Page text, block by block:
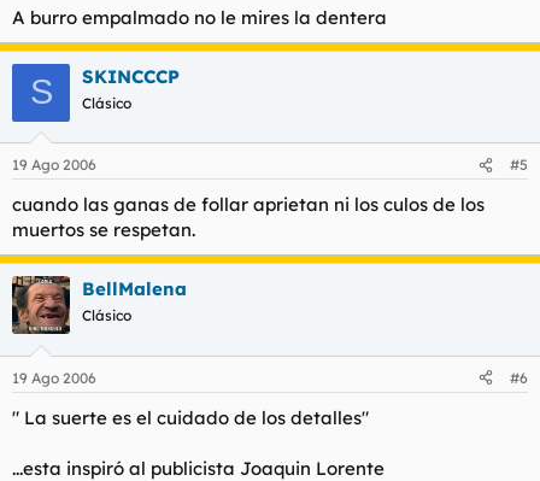
A burro empalmado no le mires la dentera
S SKINCCCP
Clásico
19 Ago 2006 #5
cuando las ganas de follar aprietan ni los culos de los
muertos se respetan.
BellMalena
Clásico
19 Ago 2006 #6
" La suerte es el cuidado de los detalles"
...esta inspiró al publicista Joaquin Lorente